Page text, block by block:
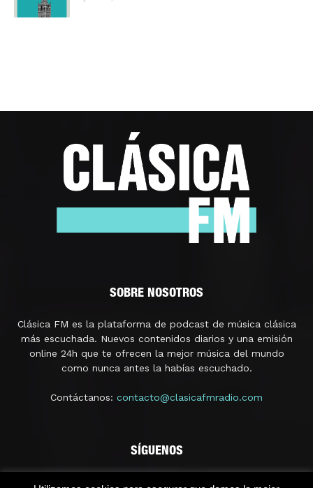
SOBRE NOSOTROS
Clásica FM es la plataforma de podcast de música clásica
más escuchada. Nuevos contenidos diarios y una emisión
online 24h que te ofrecen la mejor música del mundo
como nunca antes la habías escuchado.
Contáctanos: contacto@clasicafmradio.com
SÍGUENOS